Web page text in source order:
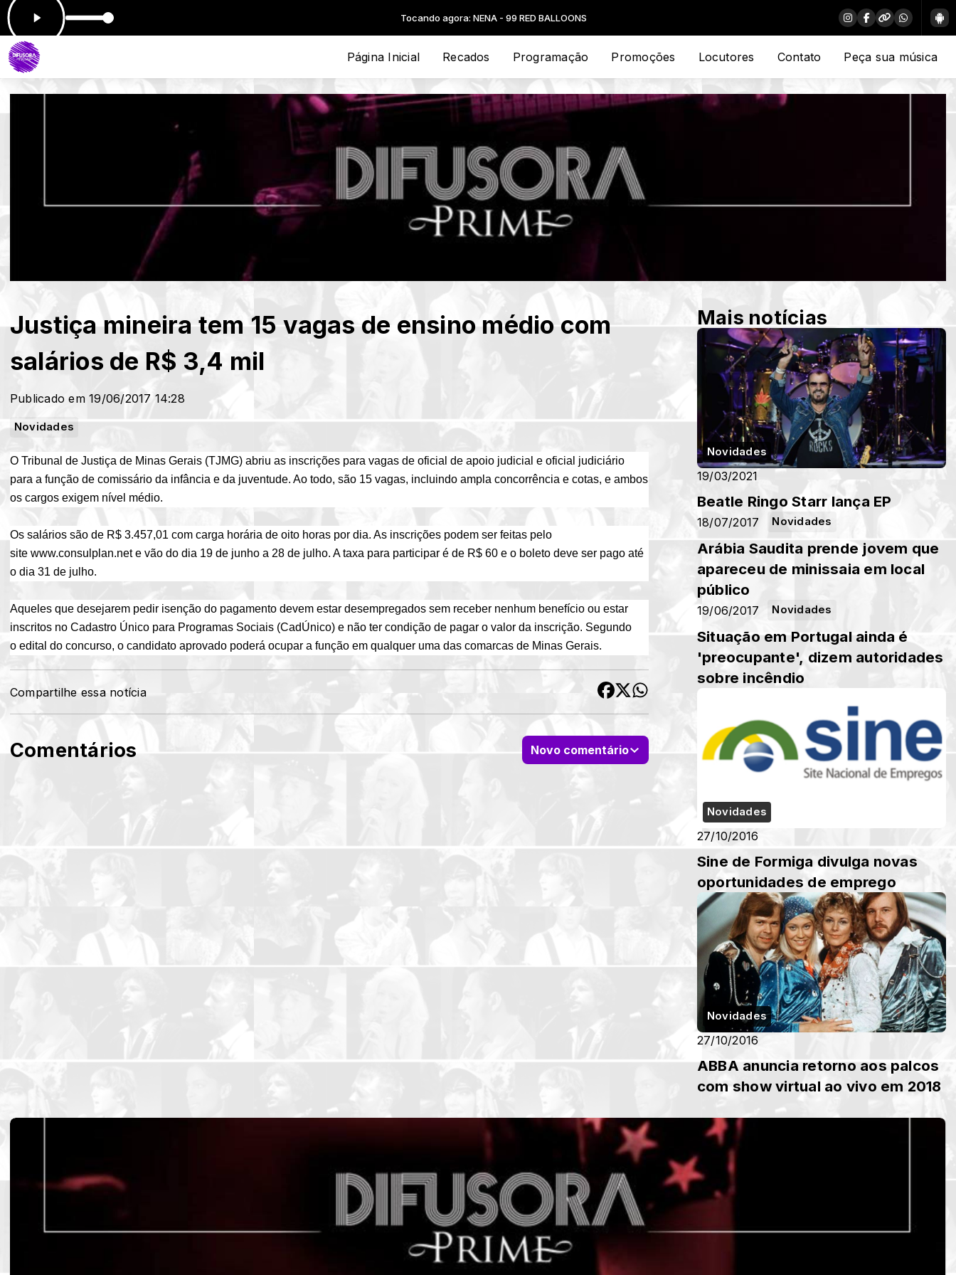
Tocando agora: NENA - 99 RED BALLOONS
Página Inicial Recados Programação Promoções Locutores Contato Peça sua música
Justiça mineira tem 15 vagas de ensino médio com
salários de R$ 3,4 mil
Publicado em 19/06/2017 14:28
Novidades
O Tribunal de Justiça de Minas Gerais (TJMG) abriu as inscrições para vagas de oficial de apoio judicial e oficial judiciário
para a função de comissário da infância e da juventude. Ao todo, são 15 vagas, incluindo ampla concorrência e cotas, e ambos
os cargos exigem nível médio.
Os salários são de R$ 3.457,01 com carga horária de oito horas por dia. As inscrições podem ser feitas pelo
site www.consulplan.nete vão do dia 19 de junho a 28 de julho. A taxa para participar é de R$ 60 e o boleto deve ser pago até
o dia 31 de julho.
Aqueles que desejarem pedir isenção do pagamento devem estar desempregados sem receber nenhum benefício ou estar
inscritos no Cadastro Único para Programas Sociais (CadÚnico) e não ter condição de pagar o valor da inscrição. Segundo
o edital do concurso, o candidato aprovado poderá ocupar a função em qualquer uma das comarcas de Minas Gerais.
Compartilhe essa notícia
Comentários Novo comentário
Mais notícias
Novidades
19/03/2021
Beatle Ringo Starr lança EP
Novidades
18/07/2017
Arábia Saudita prende jovem que
apareceu de minissaia em local
público
Novidades
19/06/2017
Situação em Portugal ainda é
'preocupante', dizem autoridades
sobre incêndio
Novidades
27/10/2016
Sine de Formiga divulga novas
oportunidades de emprego
Novidades
27/10/2016
ABBA anuncia retorno aos palcos
com show virtual ao vivo em 2018